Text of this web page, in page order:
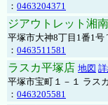
： 0463204371
ジアウトレット湘
平塚市大神8丁目1番1号
： 0463511581
ラスカ平塚店 地図
平塚市宝町１－１ ラス
： 0463205581